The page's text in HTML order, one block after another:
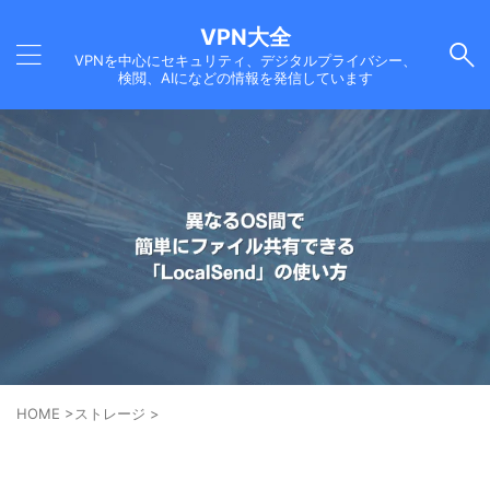
VPN大全
VPNを中心にセキュリティ、デジタルプライバシー、
検閲、AIになどの情報を発信しています
HOME >ストレージ >